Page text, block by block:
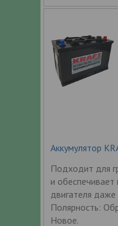
Аккумулятор
Подходит для
и
двигателя
Полярность:
Новое.